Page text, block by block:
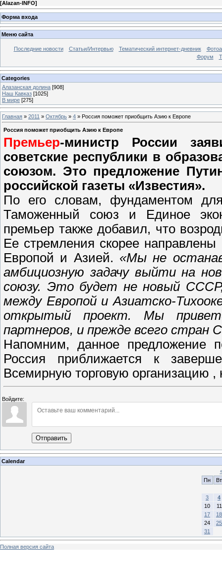
[Alazan-INFO]
Форма входа
Меню сайта
Последние новости Статьи/Интервью Тематический интернет-дневник
Форум
Categories
Алазанская долина [908]
Наш Кавказ [1025]
В мире [275]
Главная » 2011 » Октябрь » 4 » Россия поможет приобщить Азию к Европе
Россия поможет приобщить Азию к Европе
Премьер-министр России
советские республики в
союзом. Это предложение
российской газеты «Известия».
По его словам, фундаментом
Таможенный союз и Единое
премьер также добавил, что
Ее стремления скорее
Европой и Азией. «Мы не
амбициозную задачу выйти на
союзу. Это будет не новый СССР,
между Европой и Азиатско-
открытый проект. Мы
партнеров, и прежде всего стран
Напомним, данное предложение
Россия приближается к
Всемирную торговую организацию ,
Войдите:
Отправить
Calendar
Пн
Вт
3
4
10
11
17
18
24
25
31
Полная версия сайта